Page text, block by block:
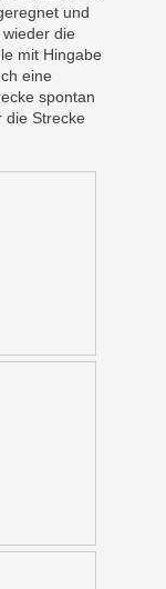
und
die
mit Hingabe
eine
spontan
die Strecke